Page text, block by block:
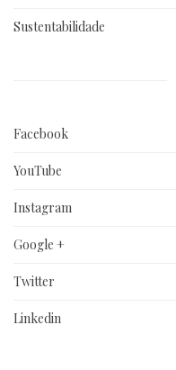
Sustentabilidade
Facebook
YouTube
Instagram
Google +
Twitter
Linkedin